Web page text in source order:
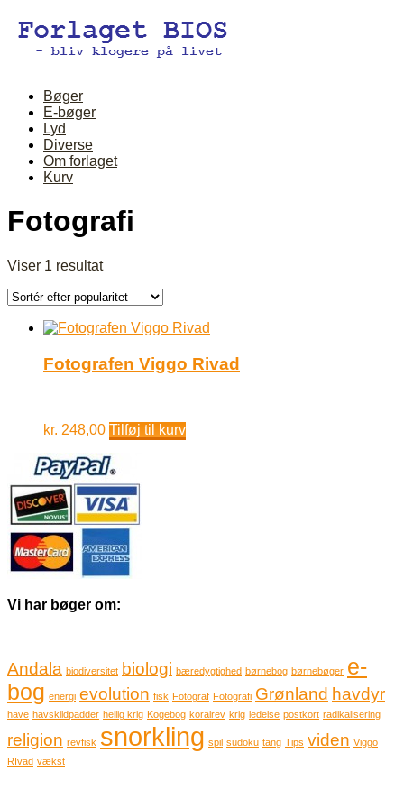
Bøger
E-bøger
Lyd
Diverse
Om forlaget
Kurv
Fotografi
Viser 1 resultat
Fotografen Viggo Rivad
kr. 248,00 Tilføj til kurv
Vi har bøger om:
Andala biodiversitet biologi bæredygtighed børnebog børnebøger e-
bog energi evolution fisk Fotograf Fotografi Grønland havdyr
have havskildpadder hellig krig Kogebog koralrev krig ledelse postkort radikalisering
religion revfisk snorkling spil sudoku tang Tips viden Viggo
RIvad vækst